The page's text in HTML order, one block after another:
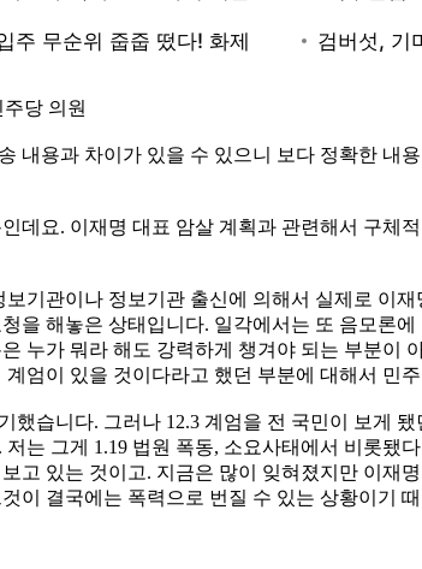
당 의원
내용과 차이가 있을 수 있으니 보다 정확한 내
데요. 이재명 대표 암살 계획과 관련해서 구체
보기관이나 정보기관 출신에 의해서 실제로 이
을 해놓은 상태입니다. 일각에서는 또 음모론
누가 뭐라 해도 강력하게 챙겨야 되는 부분이
계엄이 있을 것이다라고 했던 부분에 대해서 민
했습니다. 그러나 12.3 계엄을 전 국민이 보게
는 그게 1.19 법원 폭동, 소요사태에서 비롯
고 있는 것이고. 지금은 많이 잊혀졌지만 이재
이 결국에는 폭력으로 번질 수 있는 상황이기